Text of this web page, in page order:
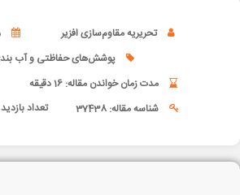
تحریریه مقاوم‌سازی افزیر
پوشش‌های حفاظتی و آب
مدت زمان خواندن مقاله: 16 دقیقه
شناسه مقاله: 37438
تعداد